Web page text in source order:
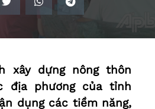
xây dựng nông thôn
địa phương của tỉnh
dụng các tiềm năng,